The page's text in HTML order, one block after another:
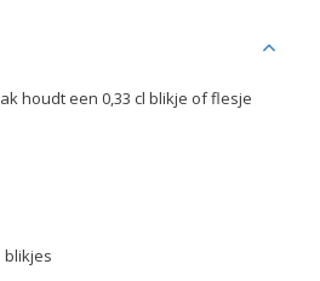
houdt een 0,33 cl blikje of flesje
blikjes